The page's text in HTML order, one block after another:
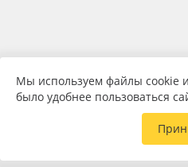
Мы используем файлы cookie
было удобнее пользоваться